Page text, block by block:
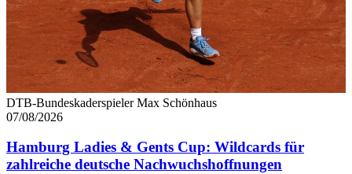
DTB-Bundeskaderspieler Max Schönhaus
07/08/2026
Hamburg Ladies & Gents Cup: Wildcards für
zahlreiche deutsche Nachwuchshoffnungen